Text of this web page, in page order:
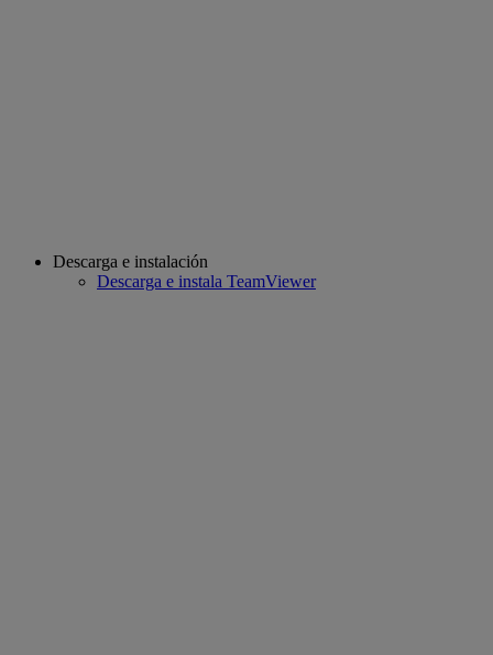
Descarga e instalación
Descarga e instala TeamViewer